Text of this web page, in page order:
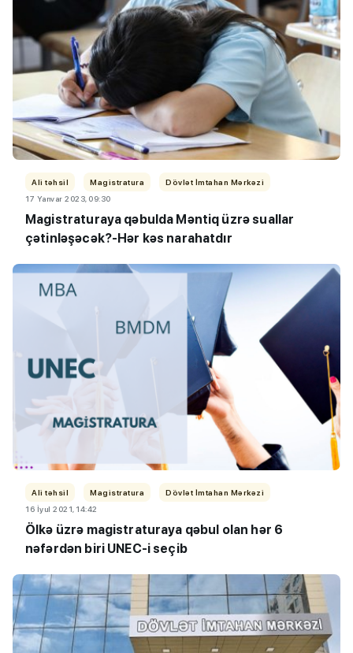
Ali təhsil Magistratura
Dövlət İmtahan Mərkəzi
17 Yanvar 2023, 09:30
Magistraturaya qəbulda Məntiq üzrə suallar
çətinləşəcək?-Hər kəs narahatdır
Ali təhsil Magistratura
Dövlət İmtahan Mərkəzi
16 İyul 2021, 14:42
Ölkə üzrə magistraturaya qəbul olan hər 6
nəfərdən biri UNEC-i seçib